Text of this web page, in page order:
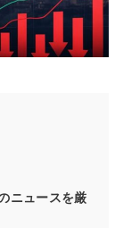
ニュースを厳